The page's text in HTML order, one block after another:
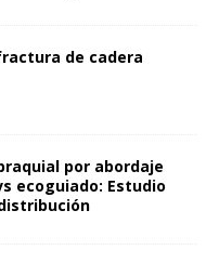
de cadera
por abordaje
ecoguiado: Estudio